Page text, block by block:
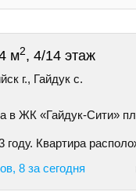
м2, 4/14 этаж
г., Гайдук с.
в ЖК «Гайдук-Cити»
Кваpтиpa
8 за сегодня